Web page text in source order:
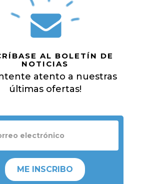
AL BOLETÍN DE
NOTICIAS
atento a nuestras
últimas ofertas!
ME INSCRIBO